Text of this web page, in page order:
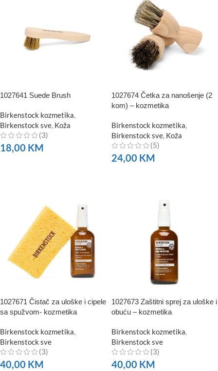
1027641 Suede Brush
Birkenstock kozmetika,
Birkenstock sve, Koža
(3)
18,00 KM
1027674 Četka za nanošenje (2
kom) – kozmetika
Birkenstock kozmetika,
Birkenstock sve, Koža
(5)
24,00 KM
1027671 Čistač za uloške i cipele
sa spužvom- kozmetika
Birkenstock kozmetika,
Birkenstock sve
(3)
40,00 KM
1027673 Zaštitni sprej za uloške i
obuću – kozmetika
Birkenstock kozmetika,
Birkenstock sve
(3)
40,00 KM